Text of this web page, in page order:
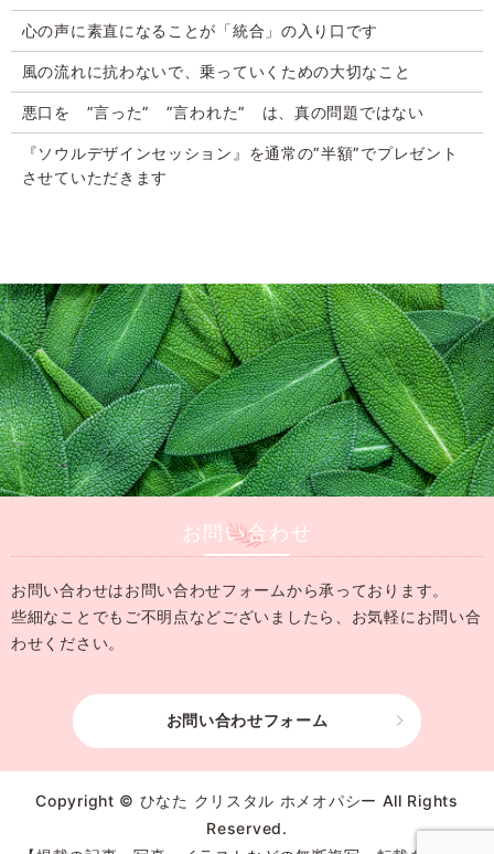
心の声に素直になることが「統合」の入り口です
風の流れに抗わないで、乗っていくための大切なこと
悪口を ”言った” ”言われた” は、真の問題ではない
『ソウルデザインセッション』を通常の”半額”でプレゼント
させていただきます
お問い合わせ
お問い合わせはお問い合わせフォームから承っております。
些細なことでもご不明点などございましたら、 お気軽にお問い合
わせください。
お問い合わせフォーム
Copyright © ひなた クリスタル ホメオパシー All Rights
Reserved.